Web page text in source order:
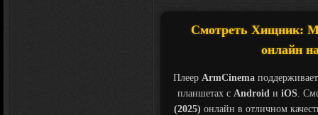
Смотреть Хищник:
онлайн
Плеер ArmCinema
планшетах с Androidи iOS.
(2025) онлайн в отличном